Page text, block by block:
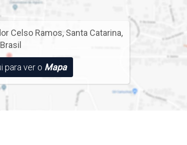
Celso Ramos, Santa Catarina,
Brasil
para ver o Mapa